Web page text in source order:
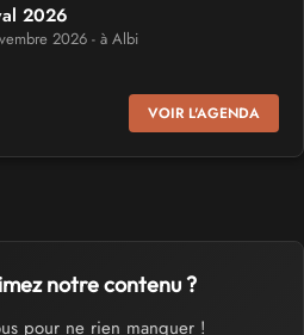
2026
2026 - à Albi
du jeu vidéo et des loisirs
GEEKS
2027
VOIR L'AGENDA
notre contenu ?
pour ne rien manquer !